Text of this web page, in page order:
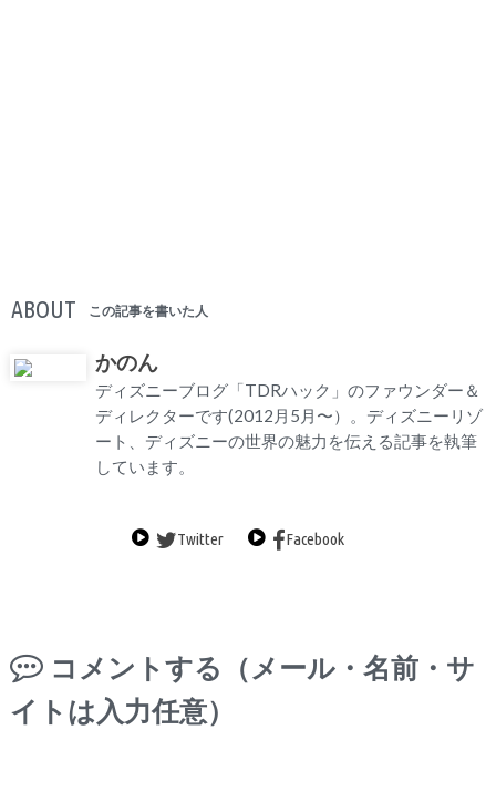
ABOUT この記事を書いた人
かのん
ディズニーブログ「TDRハック」のファウンダー＆
ディレクターです(2012月5月〜）。ディズニーリゾ
ート、ディズニーの世界の魅力を伝える記事を執筆
しています。
Twitter Facebook
コメントする（メール・名前・サ
イトは入力任意）